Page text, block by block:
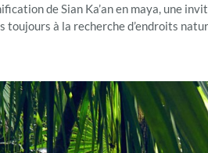
de Sian Ka’an en maya, une
toujours à la recherche d’endroits